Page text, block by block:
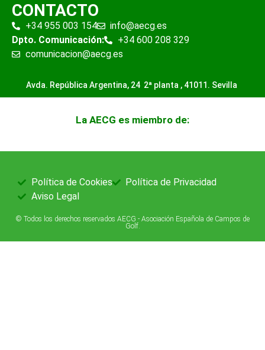
CONTACTO
+34 955 003 154
info@aecg.es
Dpto. Comunicación:
+34 600 208 329
comunicacion@aecg.es
Avda. República Argentina, 24 2ª planta , 41011. Sevilla
La AECG es miembro de:
© Todos los derechos reservados AECG - Asociación Española de Campos de
Golf.
Política de Cookies
Política de Privacidad
Aviso Legal